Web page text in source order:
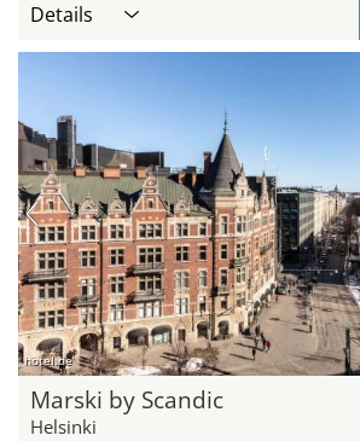
Details
hotel.de
Marski by Scandic
Helsinki